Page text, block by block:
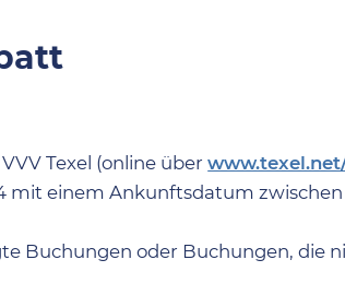
Texel (online über
mit einem Ankunftsdatum
Buchungen oder Buchungen, die